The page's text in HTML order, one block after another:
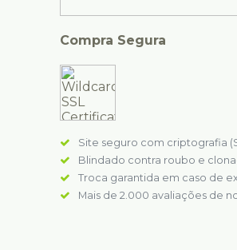
Compra Segura
Site seguro com criptografia
Blindado contra roubo e
Troca garantida em caso de
Mais de 2.000 avaliações de